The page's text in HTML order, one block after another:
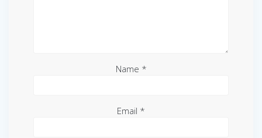
Name *
Email *